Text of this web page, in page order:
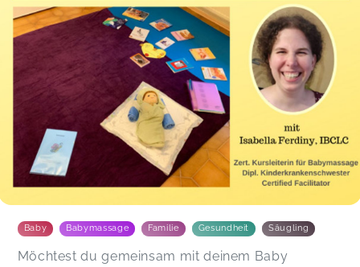
Baby Babymassage Familie Gesundheit Säugling
Möchtest du gemeinsam mit deinem Baby